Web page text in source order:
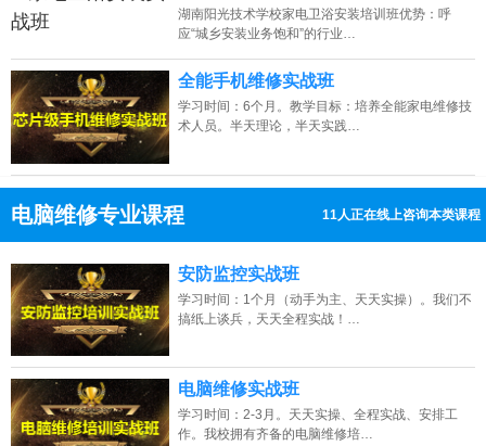
湖南阳光技术学校家电卫浴安装培训班优势：呼
应“城乡安装业务饱和”的行业…
全能手机维修实战班
学习时间：6个月。教学目标：培养全能家电维修技
术人员。半天理论，半天实践…
电脑维修专业课程 11人正在线上咨询本类课程
点击免费咨询电话：13807313137
安防监控实战班
学习时间：1个月（动手为主、天天实操）。我们不
搞纸上谈兵，天天全程实战！…
电脑维修实战班
学习时间：2-3月。天天实操、全程实战、安排工
作。我校拥有齐备的电脑维修培…